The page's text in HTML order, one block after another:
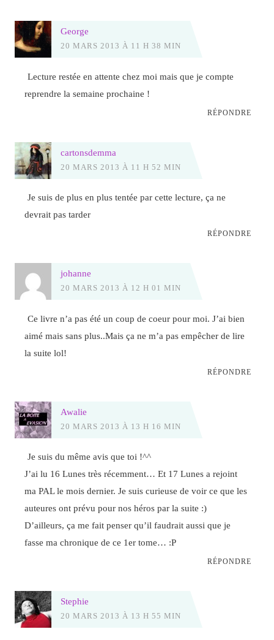
George
20 MARS 2013 À 11 H 38 MIN
Lecture restée en attente chez moi mais que je compte
reprendre la semaine prochaine !
RÉPONDRE
cartonsdemma
20 MARS 2013 À 11 H 52 MIN
Je suis de plus en plus tentée par cette lecture, ça ne
devrait pas tarder
RÉPONDRE
johanne
20 MARS 2013 À 12 H 01 MIN
Ce livre n’a pas été un coup de coeur pour moi. J’ai bien
aimé mais sans plus..Mais ça ne m’a pas empêcher de lire
la suite lol!
RÉPONDRE
Awalie
20 MARS 2013 À 13 H 16 MIN
Je suis du même avis que toi !^^
J’ai lu 16 Lunes très récemment… Et 17 Lunes a rejoint
ma PAL le mois dernier. Je suis curieuse de voir ce que les
auteures ont prévu pour nos héros par la suite :)
D’ailleurs, ça me fait penser qu’il faudrait aussi que je
fasse ma chronique de ce 1er tome… :P
RÉPONDRE
Stephie
20 MARS 2013 À 13 H 55 MIN